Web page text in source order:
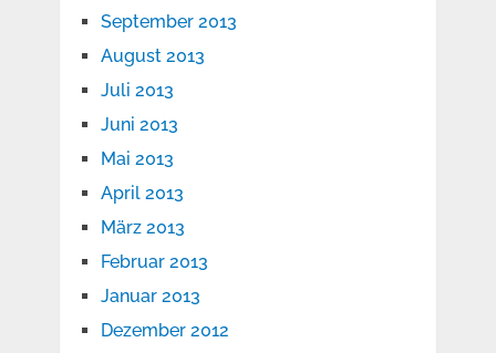
September 2013
August 2013
Juli 2013
Juni 2013
Mai 2013
April 2013
März 2013
Februar 2013
Januar 2013
Dezember 2012